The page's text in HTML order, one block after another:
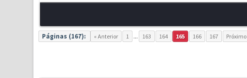
Páginas (167): « Anterior 1 ... 163 164 165 166 167 Próximo